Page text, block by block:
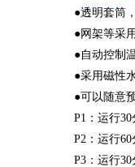
●透明套筒
●网架等采
●自动控制
●采用磁性
●可以随意
P1：运行
P2：运行
P3：运行